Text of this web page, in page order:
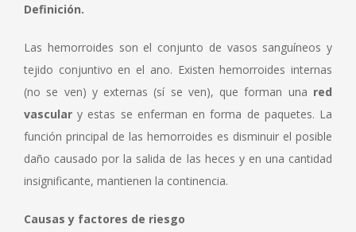
Definición.
Las hemorroides son el conjunto de vasos sanguíneos y
tejido conjuntivo en el ano. Existen hemorroides internas
(no se ven) y externas (sí se ven), que forman una red
vascular y estas se enferman en forma de paquetes. La
función principal de las hemorroides es disminuir el posible
daño causado por la salida de las heces y en una cantidad
insignificante, mantienen la continencia.
Causas y factores de riesgo